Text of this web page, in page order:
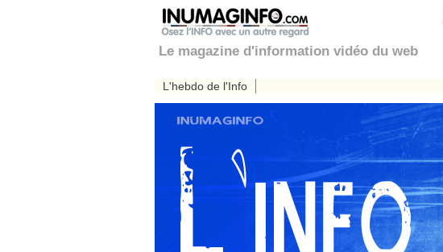
Le magazine d'information vidéo du web
L'hebdo de l'Info